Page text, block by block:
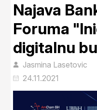
Najava
Foruma
digitalnu
Jasmina Lasetovic
24.11.2021